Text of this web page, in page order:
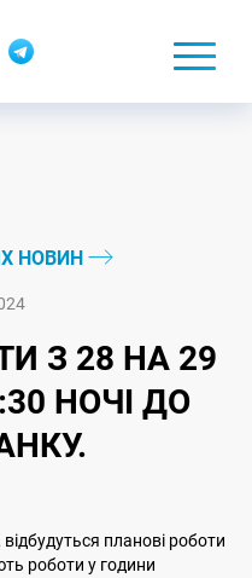
НОВИН
З 28 НА 29
НОЧІ ДО
планові роботи
роботи у години